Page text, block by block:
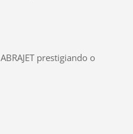
ABRAJET prestigiando o